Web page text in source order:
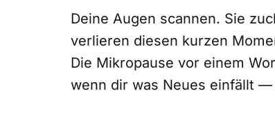
Deine Augen scannen. Sie
verlieren diesen kurzen
Die Mikropause vor einem
wenn dir was Neues einfällt —